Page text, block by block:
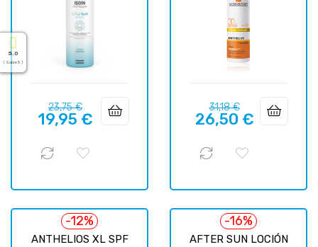
Precio
regular
23,75 €Precio
19,95 €
Precio
regular
31,18 €Precio
26,50 €
ANTHELIOS XL SPF
-12%
AFTER SUN LOCIÓN
-16%
5.0
( Sobre 5 )